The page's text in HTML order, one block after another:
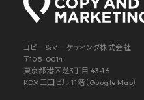
コピー＆マーケティング株式会社
〒105-0014
東京都港区芝3丁目 43-16
KDX三田ビル 11階（Google Map）